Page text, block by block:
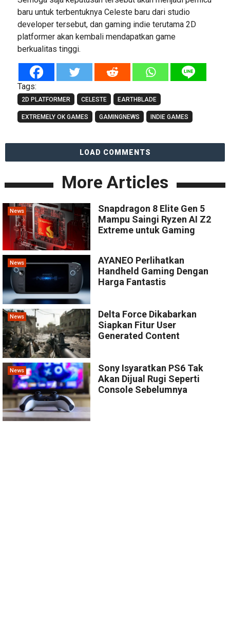
baru untuk terbentuknya Celeste baru dari studio
developer tersebut, dan gaming indie terutama 2D
platformer akan kembali mendapatkan game
berkualitas tinggi.
Tags:
2D PLATFORMER CELESTE EARTHBLADE
EXTREMELY OK GAMES GAMINGNEWS INDIE GAMES
LOAD COMMENTS
More Articles
News
Snapdragon 8 Elite Gen 5
Mampu Saingi Ryzen AI Z2
Extreme untuk Gaming
News
AYANEO Perlihatkan
Handheld Gaming Dengan
Harga Fantastis
News
Delta Force Dikabarkan
Siapkan Fitur User
Generated Content
News
Sony Isyaratkan PS6 Tak
Akan Dijual Rugi Seperti
Console Sebelumnya